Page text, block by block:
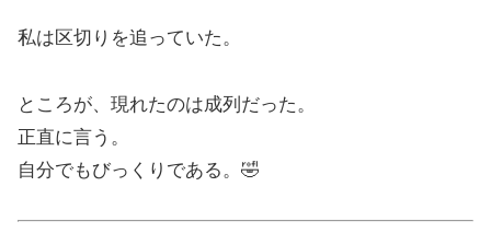
私は区切りを追っていた。
ところが、現れたのは成列だった。
正直に言う。
自分でもびっくりである。🤣